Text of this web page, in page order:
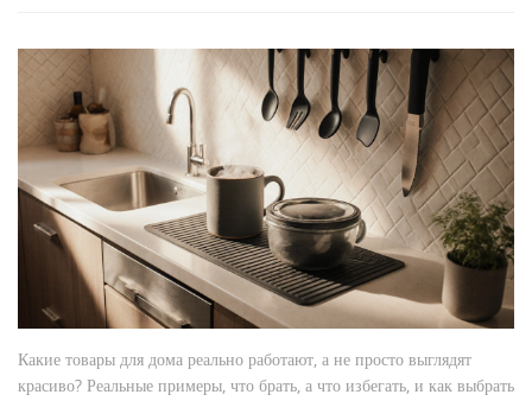
Какие товары для дома реально работают, а не просто выглядят
красиво? Реальные примеры, что брать, а что избегать, и как выбрать